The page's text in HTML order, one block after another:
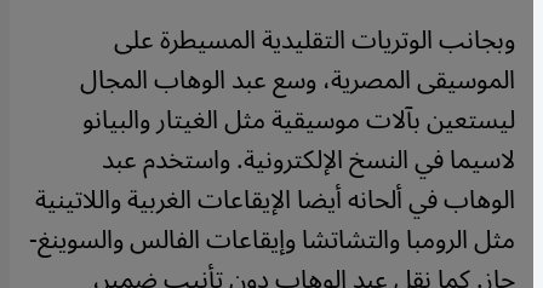
وبجانب الوتريات التقليدية المسيطرة على
الموسيقى المصرية، وسع عبد الوهاب المجال
ليستعين بآلات موسيقية مثل الغيتار والبيانو
لاسيما في النسخ الإلكترونية. واستخدم عبد
الوهاب في ألحانه أيضا الإيقاعات الغربية واللاتينية
مثل الرومبا والتشاتشا وإيقاعات الفالس والسوينغ-